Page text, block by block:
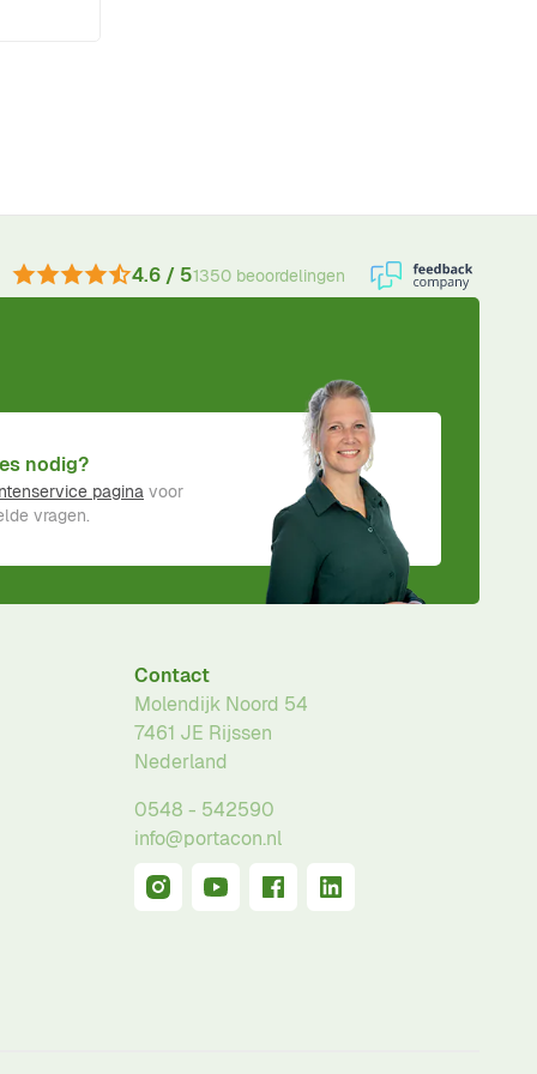
4.6 / 51350 beoordelingen
nodig?
pagina voor
vragen.
Contact
Molendijk Noord 54
7461 JE Rijssen
Nederland
0548 - 542590
info@portacon.nl